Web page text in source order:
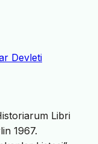
Devleti
Libri
1967.